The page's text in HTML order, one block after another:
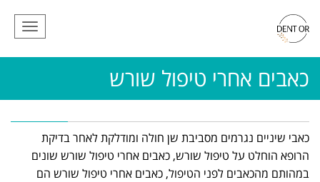
תפריט
כאבים אחרי טיפול שורש
כאבי שיניים נגרמים מסביבת שן חולה ומודלקת לאחר בדיקת
הרופא הוחלט על טיפול שורש, כאבים אחרי טיפול שורש שונים
במהותם מהכאבים לפני הטיפול, כאבים אחרי טיפול שורש הם